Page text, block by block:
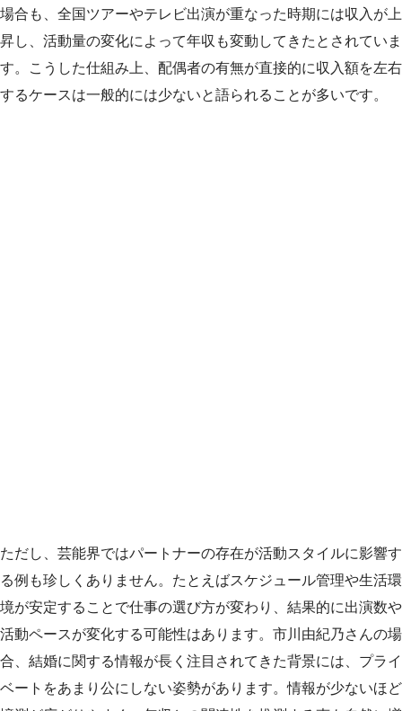
場合も、全国ツアーやテレビ出演が重なった時期には収入が上
昇し、活動量の変化によって年収も変動してきたとされていま
す。こうした仕組み上、配偶者の有無が直接的に収入額を左右
するケースは一般的には少ないと語られることが多いです。
ただし、芸能界ではパートナーの存在が活動スタイルに影響す
る例も珍しくありません。たとえばスケジュール管理や生活環
境が安定することで仕事の選び方が変わり、結果的に出演数や
活動ペースが変化する可能性はあります。市川由紀乃さんの場
合、結婚に関する情報が長く注目されてきた背景には、プライ
ベートをあまり公にしない姿勢があります。情報が少ないほど